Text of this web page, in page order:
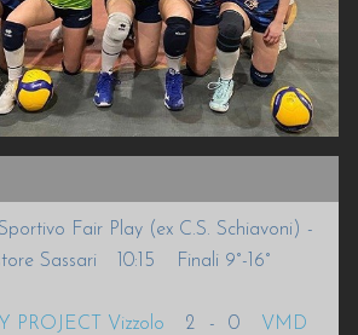
Fair Play (ex C.S. Schiavoni) -
Sassari
10:15
Finali 9°-16°
PROJECT Vizzolo
2 - 0
VMD